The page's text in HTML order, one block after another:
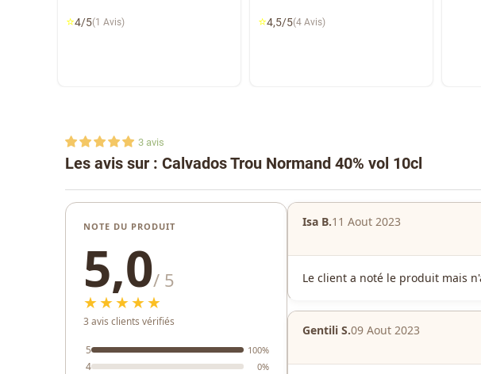
⭐4/5(1 Avis) ⭐4,5/5(4 Avis)
Les avis sur : Calvados Trou Normand 40% vol 10cl
3 avis
NOTE DU PRODUIT
5,0/ 5
★★★★★
3 avis clients vérifiés
5 100%
4 0%
Isa B.11 Aout 2023
Le client a noté le produit mais
Gentili S.09 Aout 2023